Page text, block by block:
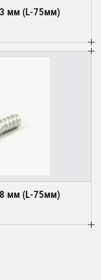
мм (L-75мм)
мм (L-75мм)